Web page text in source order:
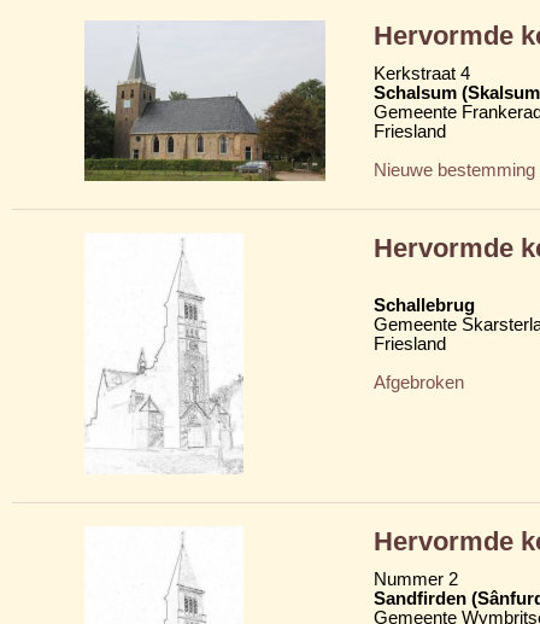
Hervormde
Kerkstraat 4
Schalsum
Gemeente
Friesland
Nieuwe bestemming
Hervormde
Schallebrug
Gemeente
Friesland
Afgebroken
Hervormde
Nummer 2
Sandfirden
Gemeente